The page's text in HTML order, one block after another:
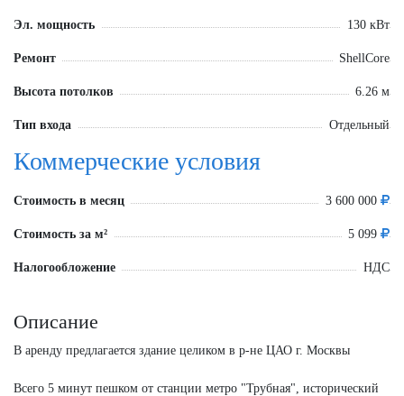
Эл. мощность 130 кВт
Ремонт ShellCore
Высота потолков 6.26 м
Тип входа Отдельный
Коммерческие условия
Стоимость в месяц 3 600 000
Стоимость за м² 5 099
Налогообложение НДС
Описание
В аренду предлагается здание целиком в р-не ЦАО г. Москвы
Всего 5 минут пешком от станции метро "Трубная", исторический